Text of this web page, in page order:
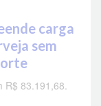
carga
sem
R$ 83.191,68.